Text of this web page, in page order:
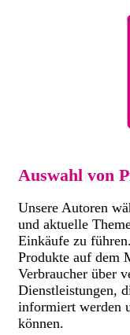
Auswahl von
Unsere Autoren
und aktuelle
Einkäufe zu
Produkte auf dem
Verbraucher über
Dienstleistungen,
informiert werden
können.